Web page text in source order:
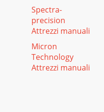
Spectra-
precision
Attrezzi manuali
Micron
Technology
Attrezzi manuali